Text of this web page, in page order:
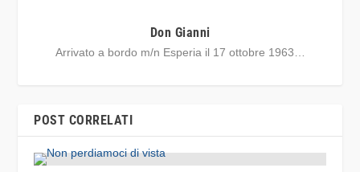
Don Gianni
Arrivato a bordo m/n Esperia il 17 ottobre 1963…
POST CORRELATI